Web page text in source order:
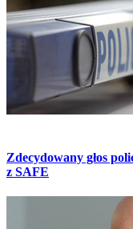
Zdecydowany głos
z SAFE